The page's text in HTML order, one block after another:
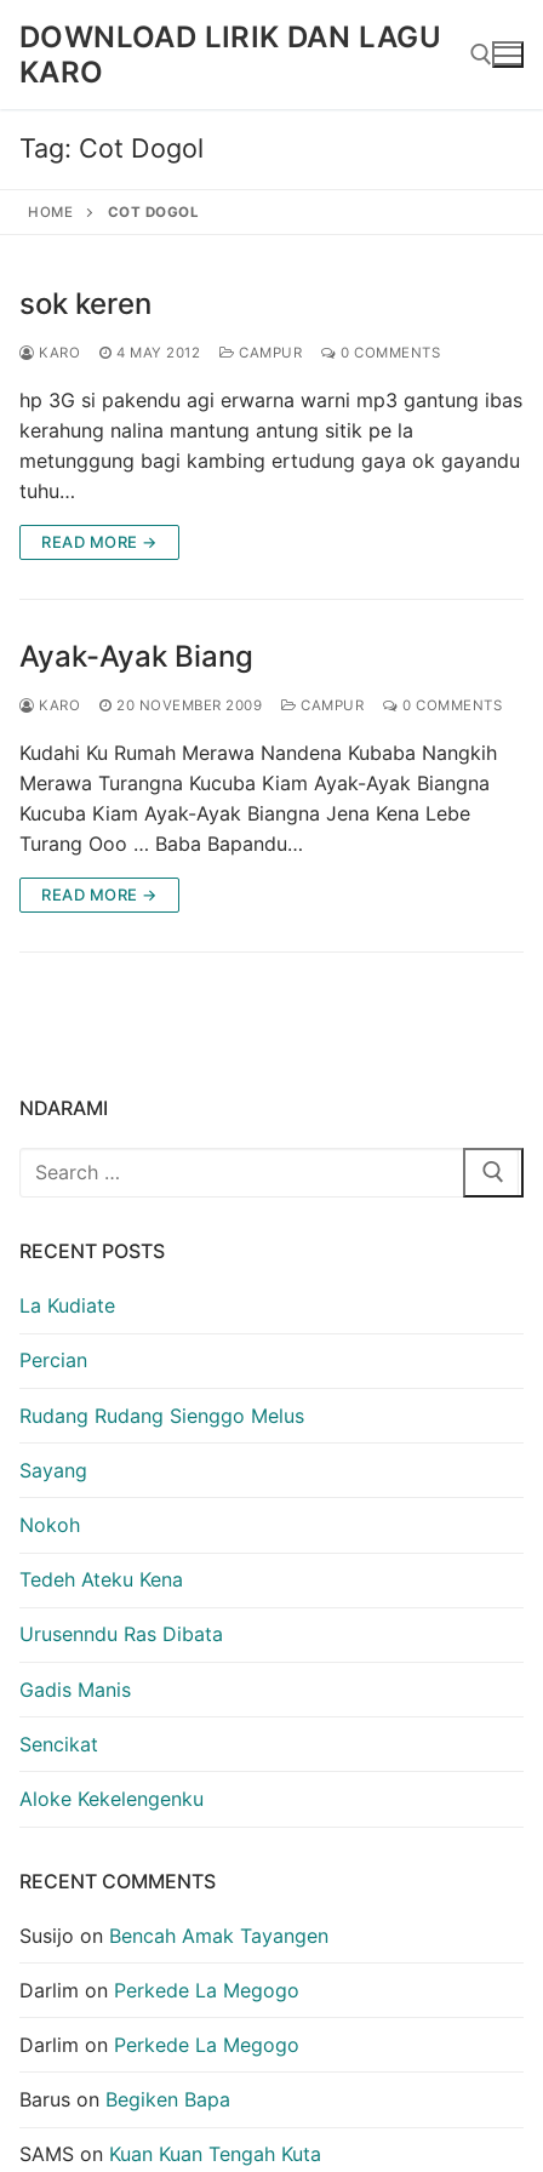
content
DOWNLOAD LIRIK DAN LAGU
KARO
Tag: Cot Dogol
HOME COT DOGOL
sok keren
KARO 4 MAY 2012 CAMPUR 0 COMMENTS
hp 3G si pakendu agi erwarna warni mp3 gantung ibas
kerahung nalina mantung antung sitik pe la
metunggung bagi kambing ertudung gaya ok gayandu
tuhu…
READ MORE →
Ayak-Ayak Biang
KARO 20 NOVEMBER 2009 CAMPUR 0 COMMENTS
Kudahi Ku Rumah Merawa Nandena Kubaba Nangkih
Merawa Turangna Kucuba Kiam Ayak-Ayak Biangna
Kucuba Kiam Ayak-Ayak Biangna Jena Kena Lebe
Turang Ooo … Baba Bapandu…
READ MORE →
NDARAMI
Search
RECENT POSTS
La Kudiate
Percian
Rudang Rudang Sienggo Melus
Sayang
Nokoh
Tedeh Ateku Kena
Urusenndu Ras Dibata
Gadis Manis
Sencikat
Aloke Kekelengenku
RECENT COMMENTS
Susijo on Bencah Amak Tayangen
Darlim on Perkede La Megogo
Darlim on Perkede La Megogo
Barus on Begiken Bapa
SAMS on Kuan Kuan Tengah Kuta